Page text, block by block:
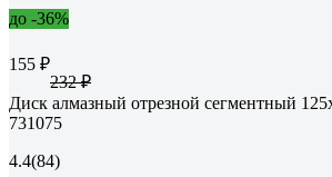
до -36%
155 ₽
232 ₽
Диск алмазный отрезной сегментный
731075
4.4(84)